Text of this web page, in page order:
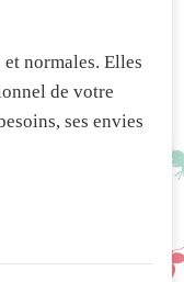
normales. Elles
de votre
ses envies